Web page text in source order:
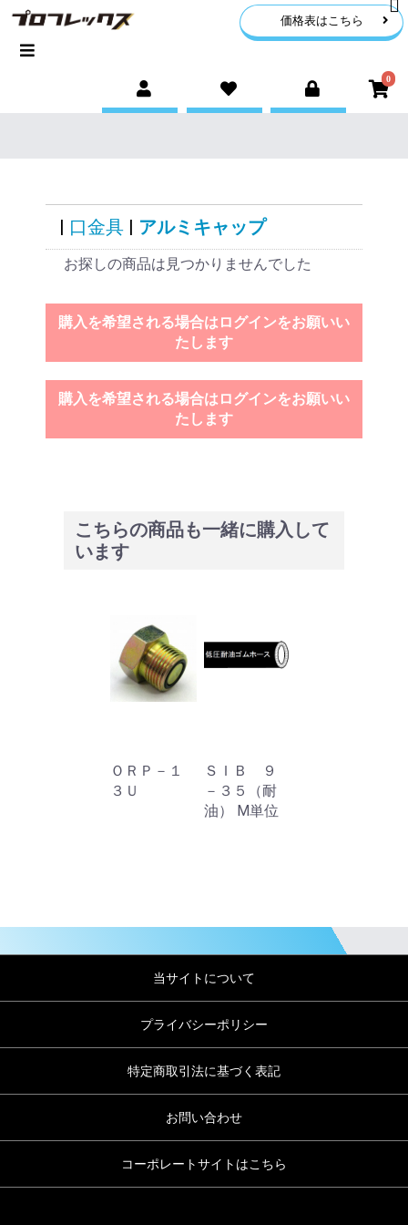
価格表はこちら
0
| 口金具 | アルミキャップ
お探しの商品は見つかりませんでした
購入を希望される場合はログインをお願いい
たします
購入を希望される場合はログインをお願いい
たします
こちらの商品も一緒に購入して
います
ＯＲＰ－１
３Ｕ
ＳＩＢ ９
－３５（耐
油） M単位
当サイトについて
プライバシーポリシー
特定商取引法に基づく表記
お問い合わせ
コーポレートサイトはこちら